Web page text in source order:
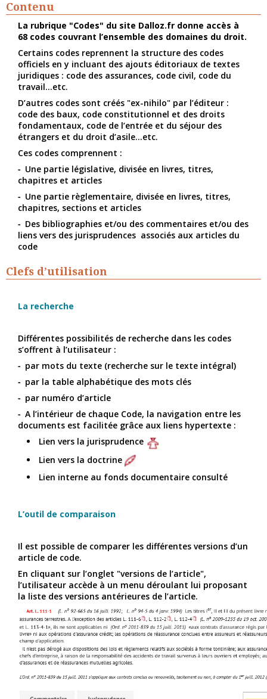
Contenu
La rubrique "Codes" du site Dalloz.fr donne accès à
68 codes couvrant l’ensemble des domaines du droit.
Certains codes reprennent la structure des codes
officiels en y incluant des ajouts éditoriaux de textes
juridiques : code des assurances, code civil, code du
travail...etc.
D’autres codes sont créés "ex-nihilo" par l’éditeur :
code des baux, code constitutionnel et des droits
fondamentaux, code de l’entrée et du séjour des
étrangers et du droit d’asile...etc.
Ces codes comprennent :
Une partie législative, divisée en livres, titres,
chapitres et articles
Une partie règlementaire, divisée en livres, titres,
chapitres, sections et articles
Des bibliographies et/ou des commentaires et/ou des
liens vers des jurisprudences associés aux articles du
code
Clefs d’utilisation
La recherche
Différentes possibilités de recherche dans les codes
s’offrent à l’utilisateur :
par mots du texte (recherche sur le texte intégral)
par la table alphabétique des mots clés
par numéro d’article
A l’intérieur de chaque Code, la navigation entre les
documents est facilitée grâce aux liens hypertexte :
Lien vers la jurisprudence
Lien vers la doctrine
Lien interne au fonds documentaire consulté
L’outil de comparaison
Il est possible de comparer les différentes versions d’un
article de code.
En cliquant sur l’onglet "versions de l’article",
l’utilisateur accède à un menu déroulant lui proposant
la liste des versions antérieures de l’article.